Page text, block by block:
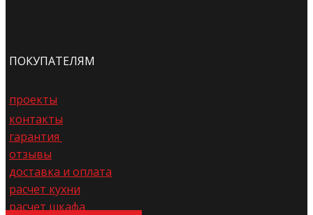
ПОКУПАТЕЛЯМ
проекты
контакты
гарантия
отзывы
доставка и оплата
расчет кухни
расчет шкафа